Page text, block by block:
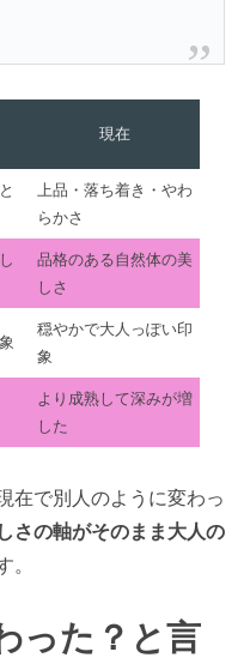
現在
上品・落ち着き・やわ
らかさ
品格のある自然体の美
しさ
穏やかで大人っぽい印
象
より成熟して深みが増
した
在で別人のように変わっ
さの軸がそのまま大人の
。
った？と言